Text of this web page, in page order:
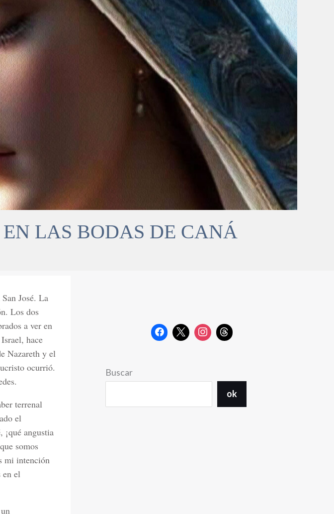
LAS BODAS DE CANÁ
José. La
Los dos
a ver en
hace
Nazareth y el
ocurrió.
terrenal
el
¡qué angustia
somos
mi intención
en el
Buscar
ok